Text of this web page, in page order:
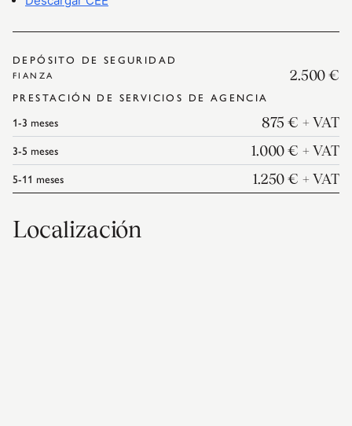
DEPÓSITO DE SEGURIDAD
FIANZA 2.500 €
PRESTACIÓN DE SERVICIOS DE AGENCIA
1-3 meses 875 € + VAT
3-5 meses 1.000 € + VAT
5-11 meses 1.250 € + VAT
Localización